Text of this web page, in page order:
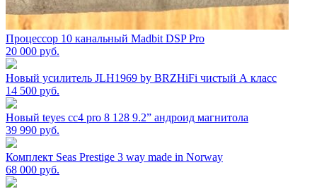
Процессор 10 канальный Madbit DSP Pro
20 000 руб.
Новый усилитель JLH1969 by BRZHiFi чистый А класс
14 500 руб.
Новый teyes cc4 pro 8 128 9.2” андроид магнитола
39 990 руб.
Комплект Seas Prestige 3 way made in Norway
68 000 руб.